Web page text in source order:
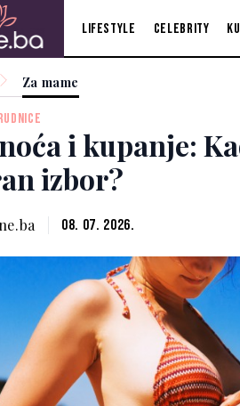
Lifestyle Celebrity
Za mame
i kupanje:
izbor?
08. 07. 2026.